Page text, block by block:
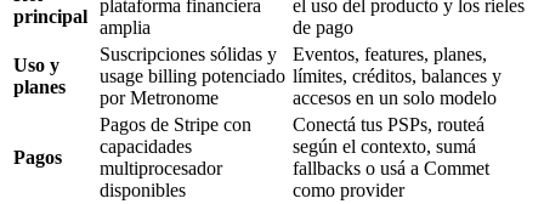
principal
plataforma financiera
amplia
el uso del producto y los rieles
de pago
Uso y
planes
Suscripciones sólidas y
usage billing potenciado
por Metronome
Eventos, features, planes,
límites, créditos, balances y
accesos en un solo modelo
Pagos
Pagos de Stripe con
capacidades
multiprocesador
disponibles
Conectá tus PSPs, routeá
según el contexto, sumá
fallbacks o usá a Commet
como provider